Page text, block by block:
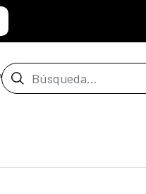
Barra de búsqueda